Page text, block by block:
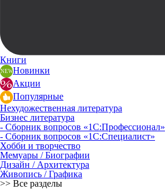
Книги
Новинки
Акции
Популярные
Нехудожественная литература
Бизнес литература
- Сборник вопросов «1С:Профессионал»
- Сборник вопросов «1С:Специалист»
Хобби и творчество
Мемуары / Биографии
Дизайн / Архитектура
Живопись / Графика
>> Все разделы